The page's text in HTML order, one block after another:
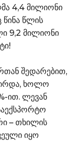
4,4 მილიონი
წლის
9,2 მილიონი
შედარებით,
ხოლო
ით. ლევან
– თხილის
იყო